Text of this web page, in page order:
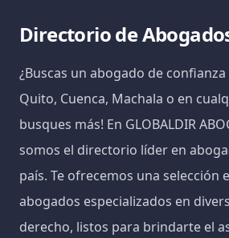
Directorio de
¿Buscas un abogado de
Quito, Cuenca, Machala o en
busques más! En GLOBALDIR
somos el directorio líder en
país. Te ofrecemos una selección
abogados especializados en
derecho, listos para brindarte el